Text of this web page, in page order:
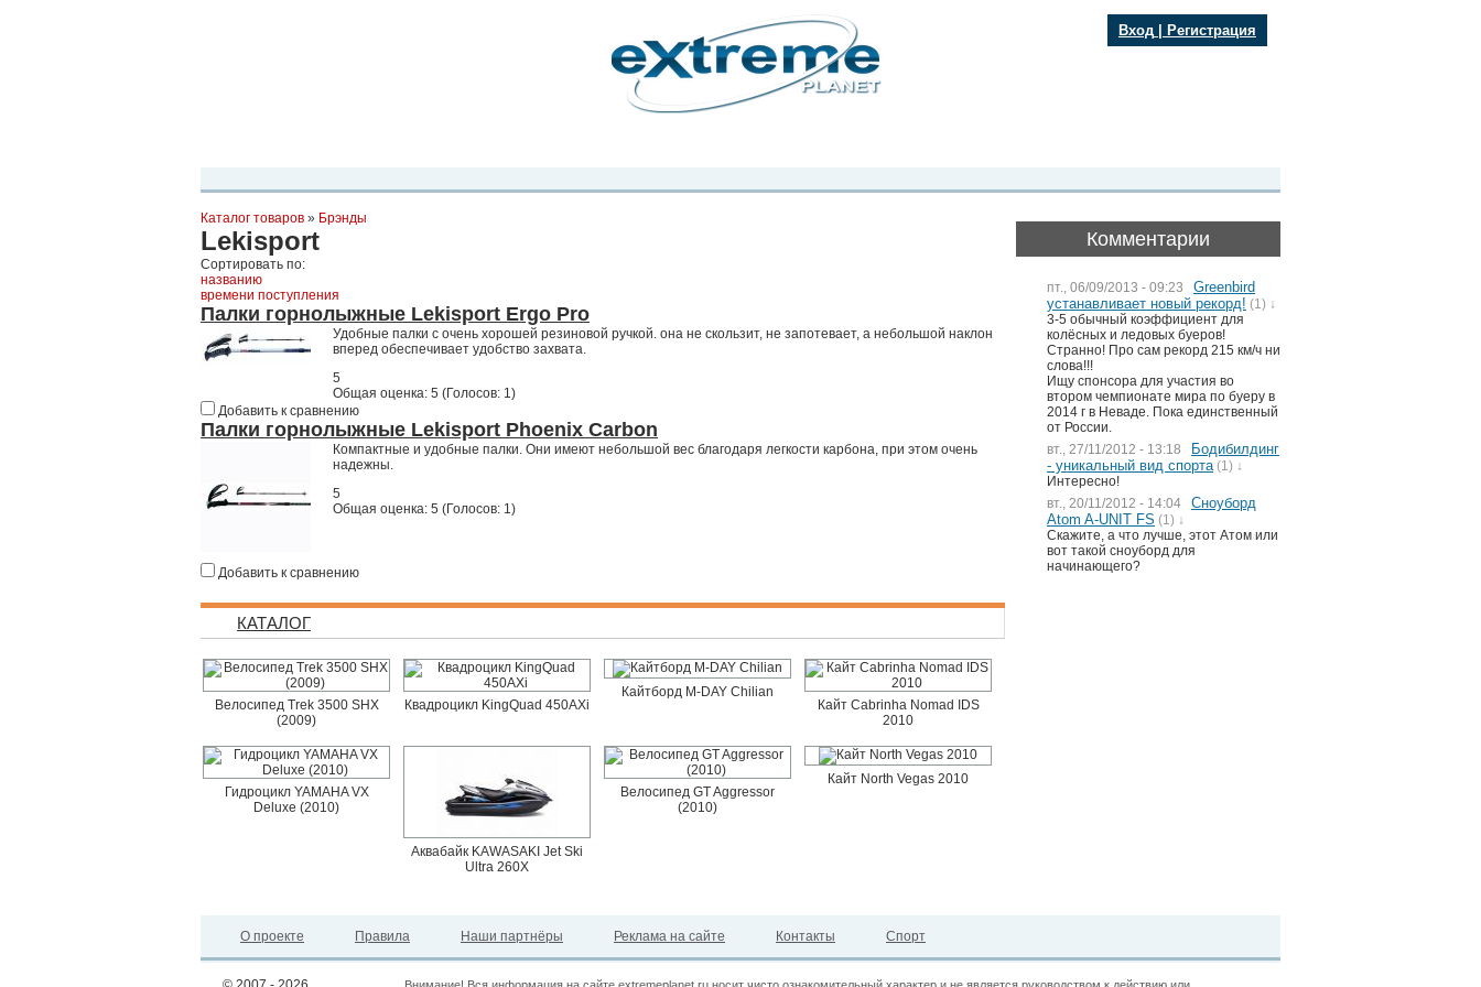
Вход Регистрация
Каталог товаров » Брэнды
Lekisport
Сортировать по:
названию
времени поступления
Палки горнолыжные Lekisport Ergo Pro
Удобные палки с очень хорошей резиновой ручкой. она не скользит, не запотевает, а небольшой наклон
вперед обеспечивает удобство захвата.
5
Общая оценка: 5 (Голосов: 1)
Добавить к сравнению
Палки горнолыжные Lekisport Phoenix Carbon
Компактные и удобные палки. Они имеют небольшой вес благодаря легкости карбона, при этом очень
надежны.
5
Общая оценка: 5 (Голосов: 1)
Добавить к сравнению
КАТАЛОГ
Велосипед Trek 3500 SHX
(2009)
Квадроцикл KingQuad 450AXi
Кайтборд M-DAY Chilian
Кайт Cabrinha Nomad IDS
2010
Гидроцикл YAMAHA VX
Deluxe (2010)
Аквабайк KAWASAKI Jet Ski
Ultra 260X
Велосипед GT Aggressor
(2010)
Кайт North Vegas 2010
Комментарии
пт., 06/09/2013 - 09:23
Greenbird
устанавливает новый рекорд! (1) ↓
3-5 обычный коэффициент для
колёсных и ледовых буеров!
Странно! Про сам рекорд 215 км/ч ни
слова!!!
Ищу спонсора для участия во
втором чемпионате мира по буеру в
2014 г в Неваде. Пока единственный
от России.
вт., 27/11/2012 - 13:18
Бодибилдинг
- уникальный вид спорта (1) ↓
Интересно!
вт., 20/11/2012 - 14:04
Сноуборд
Atom A-UNIT FS (1) ↓
Скажите, а что лучше, этот Атом или
вот такой сноуборд для
начинающего?
О проекте Правила Наши партнёры Реклама на сайте Контакты Спорт